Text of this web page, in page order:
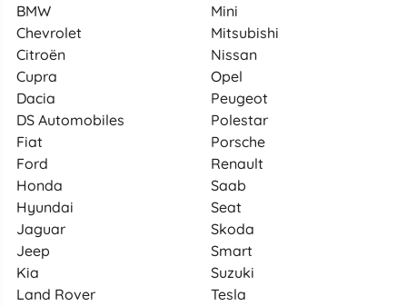
BMW
Chevrolet
Citroën
Cupra
Dacia
DS Automobiles
Fiat
Ford
Honda
Hyundai
Jaguar
Jeep
Kia
Land Rover
Mini
Mitsubishi
Nissan
Opel
Peugeot
Polestar
Porsche
Renault
Saab
Seat
Skoda
Smart
Suzuki
Tesla